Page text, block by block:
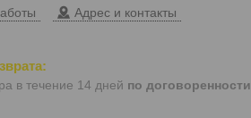
Адрес и контакты
в течение 14 дней по договоренности